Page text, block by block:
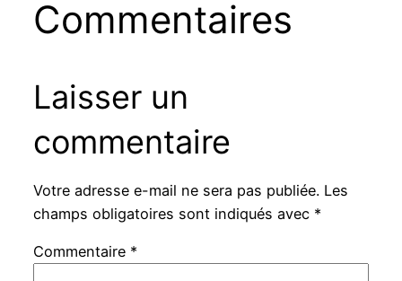
Commentaires
Laisser un
commentaire
Votre adresse e-mail ne sera pas publiée. Les
champs obligatoires sont indiqués avec *
Commentaire *